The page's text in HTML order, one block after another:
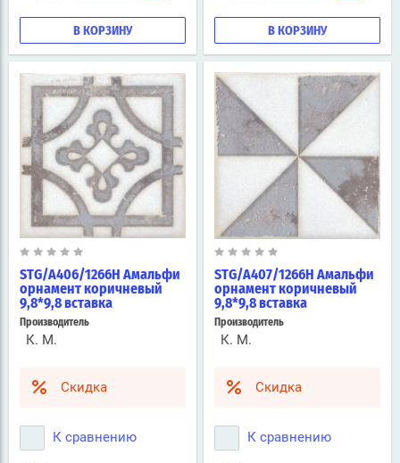
В КОРЗИНУ В КОРЗИНУ
STG/A406/1266H Амальфи
орнамент коричневый
9,8*9,8 вставка
Производитель
К. М.
Скидка
К сравнению
STG/A407/1266H Амальфи
орнамент коричневый
9,8*9,8 вставка
Производитель
К. М.
Скидка
К сравнению